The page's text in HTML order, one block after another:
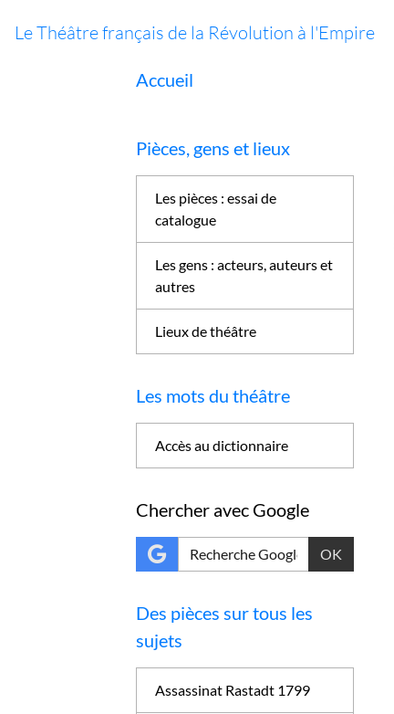
Le Théâtre français de la Révolution à l'Empire
Accueil
Pièces, gens et lieux
Les pièces : essai de
catalogue
Les gens : acteurs, auteurs et
autres
Lieux de théâtre
Les mots du théâtre
Accès au dictionnaire
Chercher avec Google
OK
Des pièces sur tous les
sujets
Assassinat Rastadt 1799